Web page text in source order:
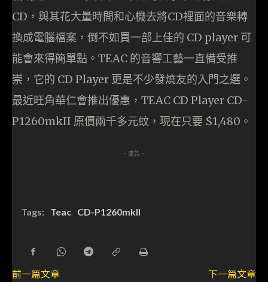
CD，與其花大量時間和心機去將CD裡面的音樂轉
換成電腦檔案，倒不如買一部上佳的 CD player 可
能會來得簡單點。TEAC 的音響工藝一直備受推
崇，它的 CD Player 更是不少發燒友的入門之選。
最近旺角華仁會推出優惠，TEAC CD Player CD-
P1260mkII 原價兩千多元蚊，現在只要 $1,480。
- 廣告 -
Tags: Teac CD-P1260mkII
前一篇文章
下一篇文章